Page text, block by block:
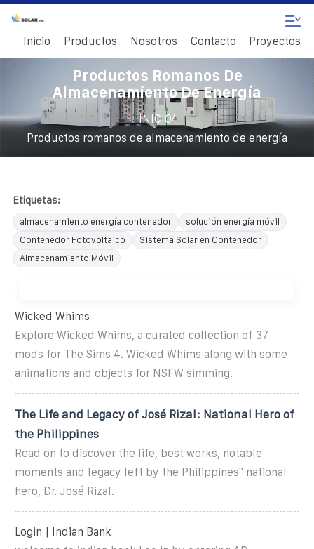
Inicio Productos Nosotros Contacto Proyectos
Productos Romanos De
Almacenamiento De Energía
INICIO/
Productos romanos de almacenamiento de energía
Etiquetas:
almacenamiento energía contenedor
solución energía móvil
Contenedor Fotovoltaico
Sistema Solar en Contenedor
Almacenamiento Móvil
Wicked Whims
Explore Wicked Whims, a curated collection of 37
mods for The Sims 4. Wicked Whims along with some
animations and objects for NSFW simming.
The Life and Legacy of José Rizal: National Hero of
the Philippines
Read on to discover the life, best works, notable
moments and legacy left by the Philippines'' national
hero, Dr. José Rizal.
Login | Indian Bank